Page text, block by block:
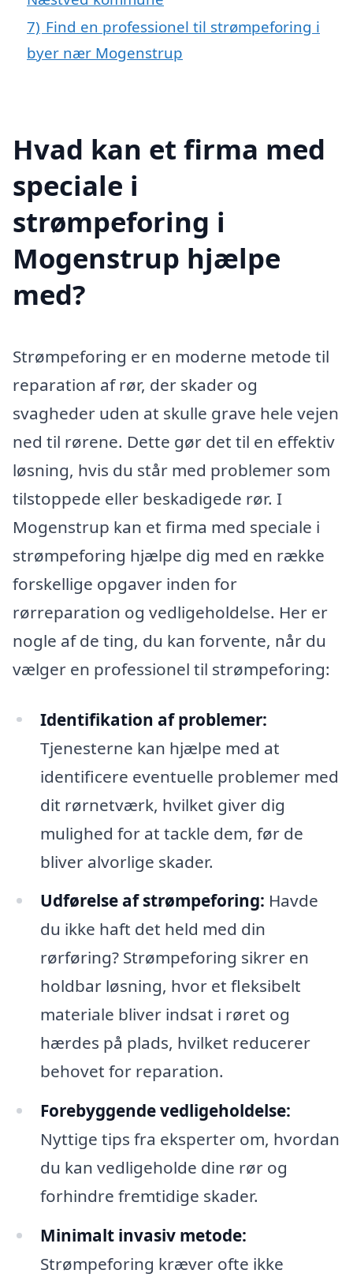
7) Find en professionel til strømpeforing i
byer nær Mogenstrup
Hvad kan et firma med
speciale i
strømpeforing i
Mogenstrup hjælpe
med?
Strømpeforing er en moderne metode til
reparation af rør, der skader og
svagheder uden at skulle grave hele vejen
ned til rørene. Dette gør det til en effektiv
løsning, hvis du står med problemer som
tilstoppede eller beskadigede rør. I
Mogenstrup kan et firma med speciale i
strømpeforing hjælpe dig med en række
forskellige opgaver inden for
rørreparation og vedligeholdelse. Her er
nogle af de ting, du kan forvente, når du
vælger en professionel til strømpeforing:
Identifikation af problemer:
Tjenesterne kan hjælpe med at
identificere eventuelle problemer med
dit rørnetværk, hvilket giver dig
mulighed for at tackle dem, før de
bliver alvorlige skader.
Udførelse af strømpeforing: Havde
du ikke haft det held med din
rørføring? Strømpeforing sikrer en
holdbar løsning, hvor et fleksibelt
materiale bliver indsat i røret og
hærdes på plads, hvilket reducerer
behovet for reparation.
Forebyggende vedligeholdelse:
Nyttige tips fra eksperter om, hvordan
du kan vedligeholde dine rør og
forhindre fremtidige skader.
Minimalt invasiv metode:
Strømpeforing kræver ofte ikke